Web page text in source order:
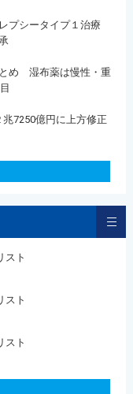
プシータイプ１治療
め 湿布薬は慢性・重
7250億円に上方修正
スト
スト
スト